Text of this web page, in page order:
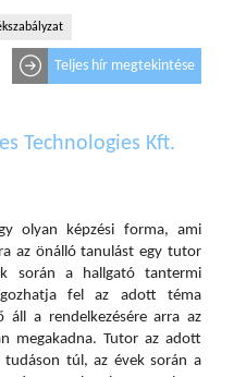
Teljes hír megtekintése
Technologies Kft.
olyan képzési forma, ami
az önálló tanulást egy tutor
során a hallgató tantermi
fel az adott téma
áll a rendelkezésére arra az
megakadna. Tutor az adott
túl, az évek során a